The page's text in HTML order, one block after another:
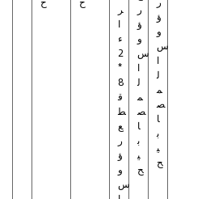
ر
ا
ء
2
*
8
ق
ط
ع
ر
ؤ
و
س
ر
ؤ
و
س
ا
ل
م
ص
ا
ب
ي
ح
ؤ
و
س
ا
ل
م
ص
ا
ب
ي
ح